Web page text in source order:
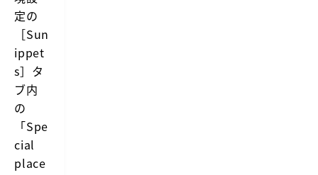
定の
［Sun
ippet
s］タ
ブ内
の
「Spe
cial
place